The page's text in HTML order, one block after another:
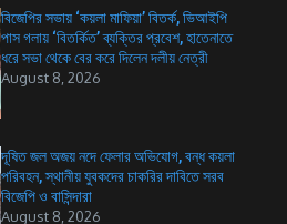
বিজেপির সভায় ‘কয়লা মাফিয়া’ বিতর্ক, ভিআইপি
পাস গলায় ‘বিতর্কিত’ ব্যক্তির প্রবেশ, হাতেনাতে
ধরে সভা থেকে বের করে দিলেন দলীয় নেত্রী
August 8, 2026
দূষিত জল অজয় নদে ফেলার অভিযোগ, বন্ধ কয়লা
পরিবহন, স্থানীয় যুবকদের চাকরির দাবিতে সরব
বিজেপি ও বাসিন্দারা
August 8, 2026